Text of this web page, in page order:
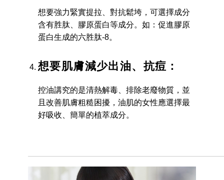
想要強力緊實提拉、對抗鬆垮，可選擇成分
含有胜肽、膠原蛋白等成分。如：促進膠原
蛋白生成的六胜肽-8。
想要肌膚減少出油、抗痘：
控油講究的是清熱解毒、排除老廢物質，並
且改善肌膚粗糙困擾，油肌的女性應選擇最
好吸收、簡單的植萃成分。